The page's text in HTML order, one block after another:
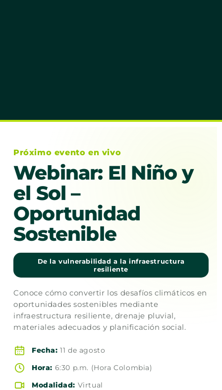
Próximo evento en vivo
Webinar: El Niño y
el Sol –
Oportunidad
Sostenible
De la vulnerabilidad a la infraestructura
resiliente
Conoce cómo convertir los desafíos climáticos en
oportunidades sostenibles mediante
infraestructura resiliente, drenaje pluvial,
materiales adecuados y planificación social.
Fecha: 11 de agosto
Hora: 6:30 p.m. (Hora Colombia)
Modalidad: Virtual